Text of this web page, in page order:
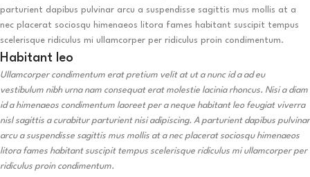
parturient dapibus pulvinar arcu a suspendisse sagittis mus mollis at a
nec placerat sociosqu himenaeos litora fames habitant suscipit tempus
scelerisque ridiculus mi ullamcorper per ridiculus proin condimentum.
Habitant leo
Ullamcorper condimentum erat pretium velit at ut a nunc id a ad eu
vestibulum nibh urna nam consequat erat molestie lacinia rhoncus. Nisi a diam
id a himenaeos condimentum laoreet per a neque habitant leo feugiat viverra
nisl sagittis a curabitur parturient nisi adipiscing. A parturient dapibus pulvinar
arcu a suspendisse sagittis mus mollis at a nec placerat sociosqu himenaeos
litora fames habitant suscipit tempus scelerisque ridiculus mi ullamcorper per
ridiculus proin condimentum.